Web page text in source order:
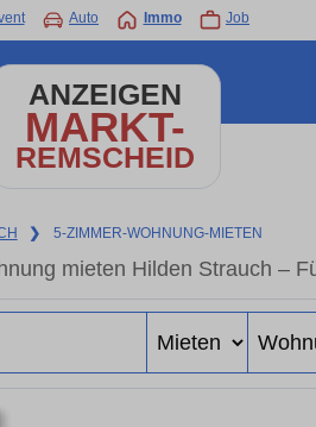
Auto Immo Job
ANZEIGEN
MARKT-
REMSCHEID
❯ 5-ZIMMER-WOHNUNG-MIETEN
mieten Hilden Strauch –